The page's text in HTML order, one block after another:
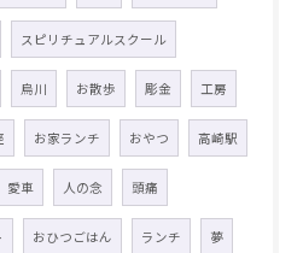
スピリチュアルスクール
烏川 お散歩 彫金 工房
お家ランチ おやつ 高崎駅
愛車 人の念 頭痛
おひつごはん ランチ 夢